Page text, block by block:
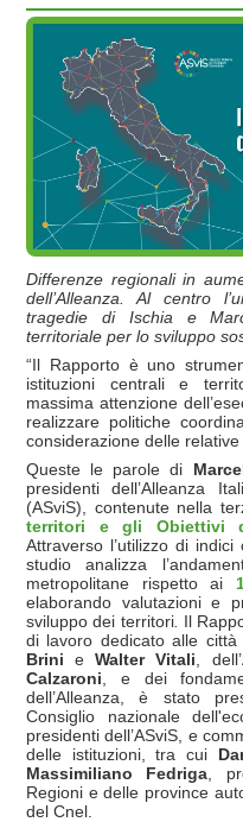
Differenze regionali in
dell’Alleanza. Al centro
tragedie di Ischia e
territoriale per lo sviluppo
“Il Rapporto è uno
istituzioni centrali e
massima attenzione
realizzare politiche
considerazione delle relative
Queste le parole di
presidenti dell’Alleanza
(ASviS), contenute nella
territori e gli Obiettivi
Attraverso l’utilizzo di
studio analizza
metropolitane rispetto ai
elaborando valutazioni e
sviluppo dei territori. Il
di lavoro dedicato alle
Brini eWalter Vitali ,
Calzaroni , e dei
dell’Alleanza, è stato
Consiglio nazionale
presidenti dell’ASviS, e
delle istituzioni, tra cui
Massimiliano Fedriga ,
Regioni e delle province
del Cnel.